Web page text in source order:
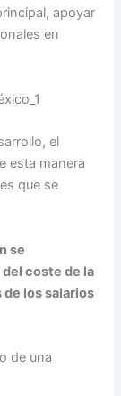
apoyar
en
el
esta manera
que se
se
coste de la
de los salarios
de una